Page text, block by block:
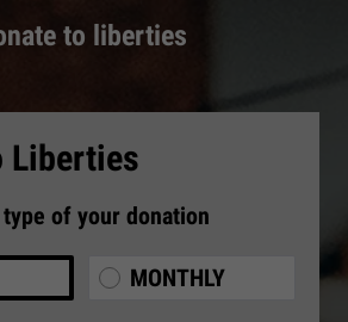
to liberties
Liberties
of your donation
MONTHLY